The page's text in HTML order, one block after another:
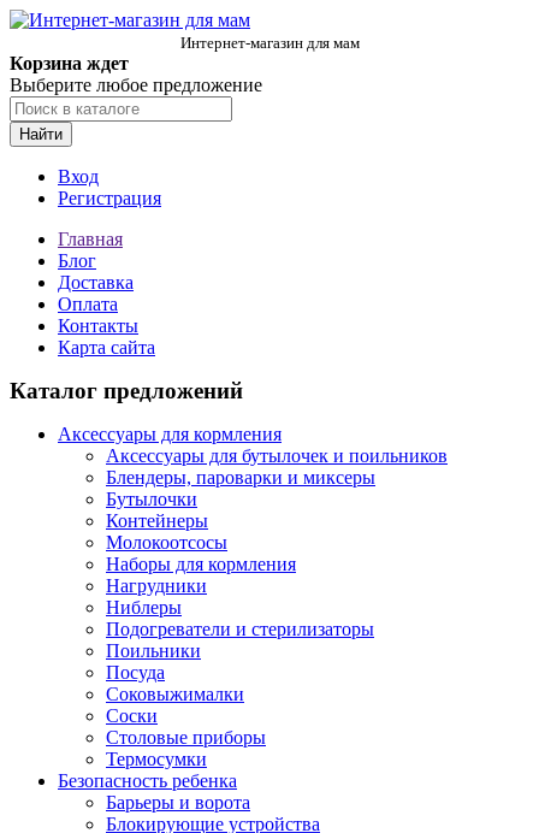
Интернет-магазин для мам
Корзина ждет
Выберите любое предложение
Найти
Вход
Регистрация
Главная
Блог
Доставка
Оплата
Контакты
Карта сайта
Каталог предложений
Аксессуары для кормления
Аксессуары для бутылочек и поильников
Блендеры, пароварки и миксеры
Бутылочки
Контейнеры
Молокоотсосы
Наборы для кормления
Нагрудники
Ниблеры
Подогреватели и стерилизаторы
Поильники
Посуда
Соковыжималки
Соски
Столовые приборы
Термосумки
Безопасность ребенка
Барьеры и ворота
Блокирующие устройства